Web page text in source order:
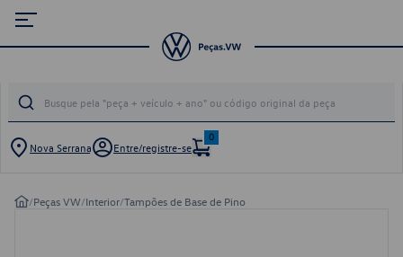
Nova Serrana Entre/registre-se
0
/Peças VW/Interior/Tampões de Base de Pino